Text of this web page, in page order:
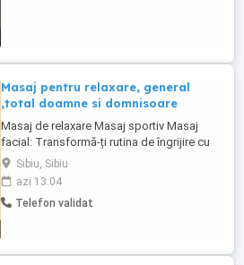
Masaj pentru relaxare, general
,total doamne si domnisoare
Masaj de relaxare Masaj sportiv Masaj
facial: Transformă-ți rutina de îngrijire cu
crema de masaj hrănitoare pentru față și
decolteu! Îmbogățită cu ceramide, oferă
hidratare intensă și un ten radiant.
Răsfață-te acum! Domn Maseur , ofer
Sibiu, Sibiu
azi 13:04
Telefon validat